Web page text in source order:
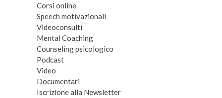
Corsi online
Speech motivazionali
Videoconsulti
Mental Coaching
Counseling psicologico
Podcast
Video
Documentari
Iscrizione alla Newsletter